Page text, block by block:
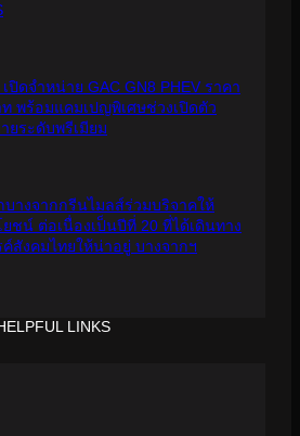
ปิดจำหน่าย GAC GN8 PHEV ราคา
พร้อมแคมเปญพิเศษช่วงเปิดตัว
ยระดับพรีเมียม
างจากกรีนไมลส์ร่วมบริจาคให้
ชน์ ต่อเนื่องเป็นปีที่ 20 ที่ได้เดินทาง
สังคมไทยให้น่าอยู่ บางจากฯ
LINKS